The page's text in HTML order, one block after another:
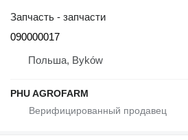
Запчасть - запчасти
090000017
Польша, Byków
PHU AGROFARM